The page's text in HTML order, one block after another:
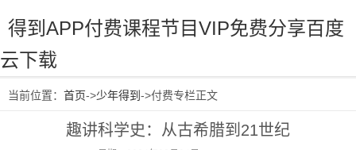
得到APP付费课程节目VIP免费分享百度
云下载
当前位置： 首页->少年得到 ->付费专栏正文
趣讲科学史：从古希腊到21世纪